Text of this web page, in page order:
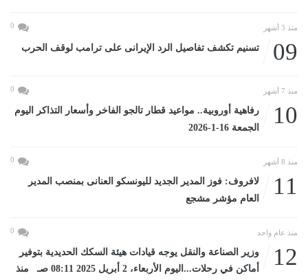
منذ 3 أشهر 0
09 تسنيم تكشف تفاصيل الرد الإيرانى على ترامب لوقف الحرب
منذ 7 أشهر 0
10
رفاهية أوروبية.. مواعيد قطار تالجو الفاخر وأسعار التذاكر اليوم
الجمعة 16-1-2026
منذ 8 أشهر 0
11
لافروف: فوز المدير الجديد لليونسكو العنانى بمنصب المدير
العام مؤشر مشجع
منذ عام واحد 0
12
وزير الصناعة والنقل يوجه قيادات هيئة السكك الحديدية بتوفير
أماكن في رحلات...اليوم الأربعاء، 2 أبريل 2025 08:11 صـ منذ